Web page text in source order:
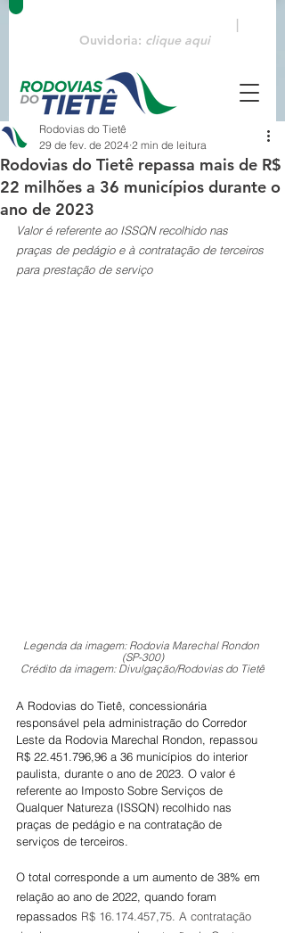
|
Ouvidoria: clique aqui
Rodovias do Tietê repassa mais de R$
22 milhões a 36 municípios durante o
ano de 2023
Rodovias do Tietê
29 de fev. de 2024 2 min de leitura
Valor é referente ao ISSQN recolhido nas
praças de pedágio e à contratação de terceiros
para prestação de serviço
Legenda da imagem: Rodovia Marechal Rondon
(SP-300)
Crédito da imagem: Divulgação/Rodovias do Tietê
A Rodovias do Tietê, concessionária
responsável pela administração do Corredor
Leste da Rodovia Marechal Rondon, repassou
R$ 22.451.796,96 a 36 municípios do interior
paulista, durante o ano de 2023. O valor é
referente ao Imposto Sobre Serviços de
Qualquer Natureza (ISSQN) recolhido nas
praças de pedágio e na contratação de
serviços de terceiros.
O total corresponde a um aumento de 38% em
relação ao ano de 2022, quando foram
repassados R$ 16.174.457,75. A contratação